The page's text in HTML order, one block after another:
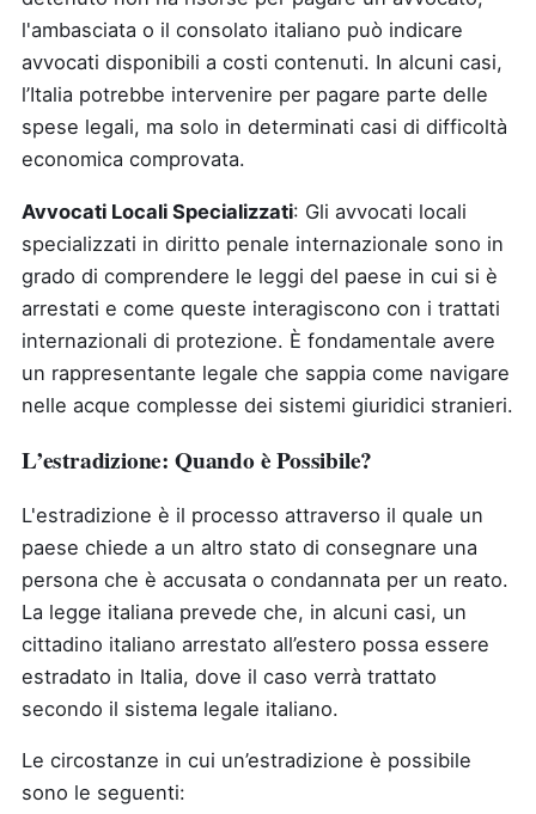
l'ambasciata o il consolato italiano può indicare
avvocati disponibili a costi contenuti. In alcuni casi,
l’Italia potrebbe intervenire per pagare parte delle
spese legali, ma solo in determinati casi di difficoltà
economica comprovata.
Avvocati Locali Specializzati: Gli avvocati locali
specializzati in diritto penale internazionale sono in
grado di comprendere le leggi del paese in cui si è
arrestati e come queste interagiscono con i trattati
internazionali di protezione. È fondamentale avere
un rappresentante legale che sappia come navigare
nelle acque complesse dei sistemi giuridici stranieri.
L’estradizione: Quando è Possibile?
L'estradizione è il processo attraverso il quale un
paese chiede a un altro stato di consegnare una
persona che è accusata o condannata per un reato.
La legge italiana prevede che, in alcuni casi, un
cittadino italiano arrestato all’estero possa essere
estradato in Italia, dove il caso verrà trattato
secondo il sistema legale italiano.
Le circostanze in cui un’estradizione è possibile
sono le seguenti: